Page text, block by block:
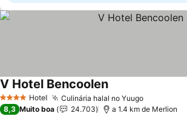
4 EstrelasHotel Culinária halal no YuugoVer preços
V Hotel BencoolenVer preços
8,3 Muito boa 24.703 a 1.4 km de Merlion